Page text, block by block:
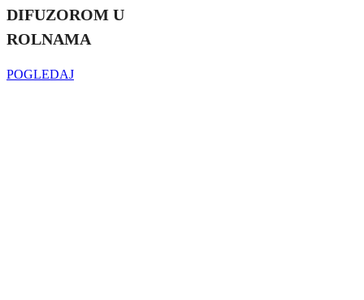
DIFUZOROM U
ROLNAMA
POGLEDAJ